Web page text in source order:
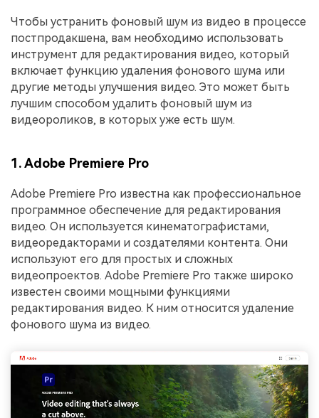
Чтобы устранить фоновый шум из видео в процессе
постпродакшена, вам необходимо использовать
инструмент для редактирования видео, который
включает функцию удаления фонового шума или
другие методы улучшения видео. Это может быть
лучшим способом удалить фоновый шум из
видеороликов, в которых уже есть шум.
1. Adobe Premiere Pro
Adobe Premiere Pro известна как профессиональное
программное обеспечение для редактирования
видео. Он используется кинематографистами,
видеоредакторами и создателями контента. Они
используют его для простых и сложных
видеопроектов. Adobe Premiere Pro также широко
известен своими мощными функциями
редактирования видео. К ним относится удаление
фонового шума из видео.